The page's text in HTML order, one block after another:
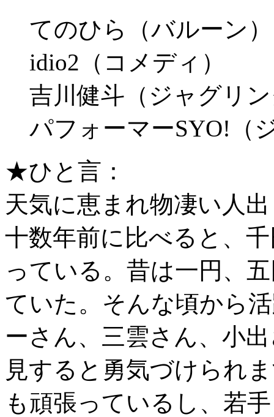
てのひら（バルーン）
idio2（コメディ）
吉川健斗（ジャグリ
パフォーマーSYO!（
★ひと言：
天気に恵まれ物凄い人
十数年前に比べると、
っている。昔は一円、
ていた。そんな頃から
ーさん、三雲さん、小
見すると勇気づけられ
も頑張っているし、若